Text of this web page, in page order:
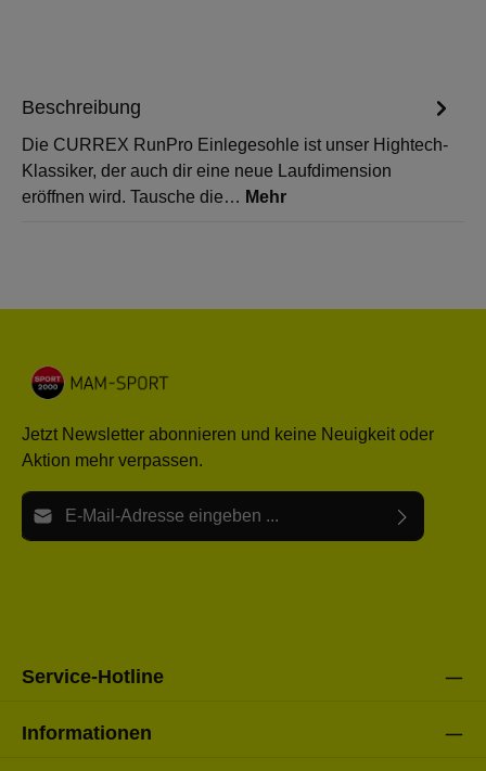
Beschreibung
Die CURREX RunPro Einlegesohle ist unser Hightech-
Klassiker, der auch dir eine neue Laufdimension
eröffnen wird. Tausche die… Mehr
Jetzt Newsletter abonnieren und keine Neuigkeit oder
Aktion mehr verpassen.
E-Mail-Adresse*
Service-Hotline
Informationen